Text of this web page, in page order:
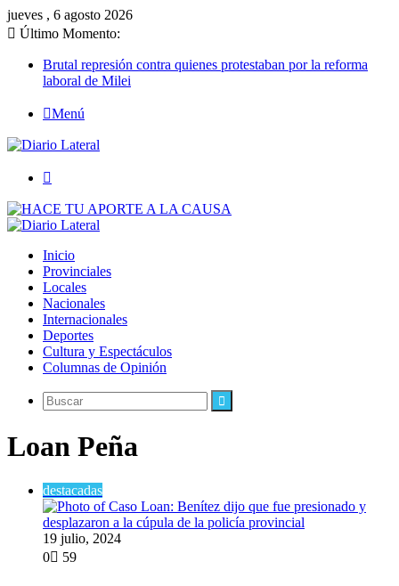
jueves , 6 agosto 2026
Último Momento:
Brutal represión contra quienes protestaban por la reforma
laboral de Milei
Menú
Inicio
Provinciales
Locales
Nacionales
Internacionales
Deportes
Cultura y Espectáculos
Columnas de Opinión
Buscar
Loan Peña
destacadas
19 julio, 2024
0
59